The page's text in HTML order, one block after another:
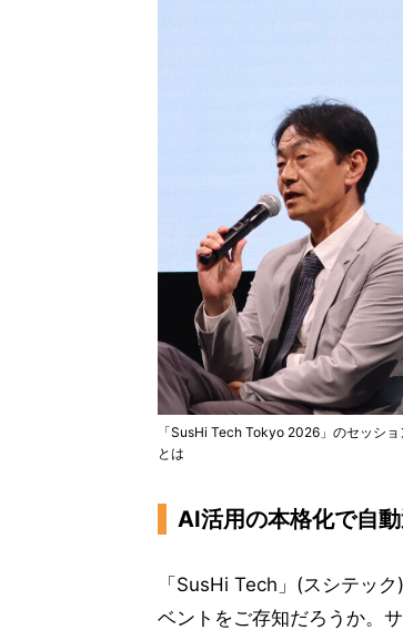
「SusHi Tech Tokyo 2026」のセッシ
とは
AI活用の本格化で自
「SusHi Tech」(スシテッ
ベントをご存知だろうか。